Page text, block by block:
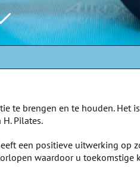
te brengen en te houden. Het
Pilates.
een positieve uitwerking op
waardoor u toekomstige